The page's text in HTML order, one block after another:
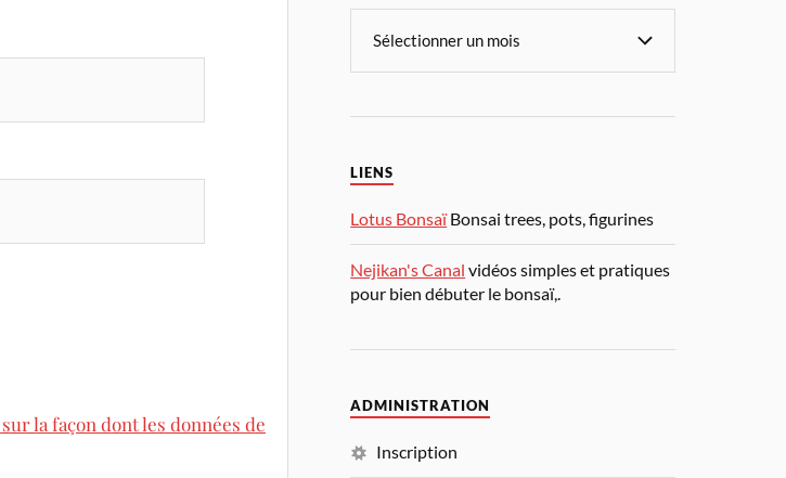
la façon dont les données de
LIENS
Lotus BonsaïBonsai trees, pots, figurines
Nejikan's Canal vidéos simples et pratiques
pour bien débuter le bonsaï,.
ADMINISTRATION
Inscription